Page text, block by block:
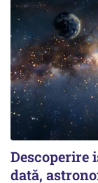
Descoperire
dată,